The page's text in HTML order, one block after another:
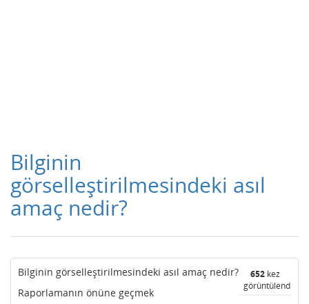
Bilginin
görselleştirilmesindeki asıl
amaç nedir?
652 kez
görüntülendi
Bilginin görselleştirilmesindeki asıl amaç nedir?
Raporlamanın önüne geçmek